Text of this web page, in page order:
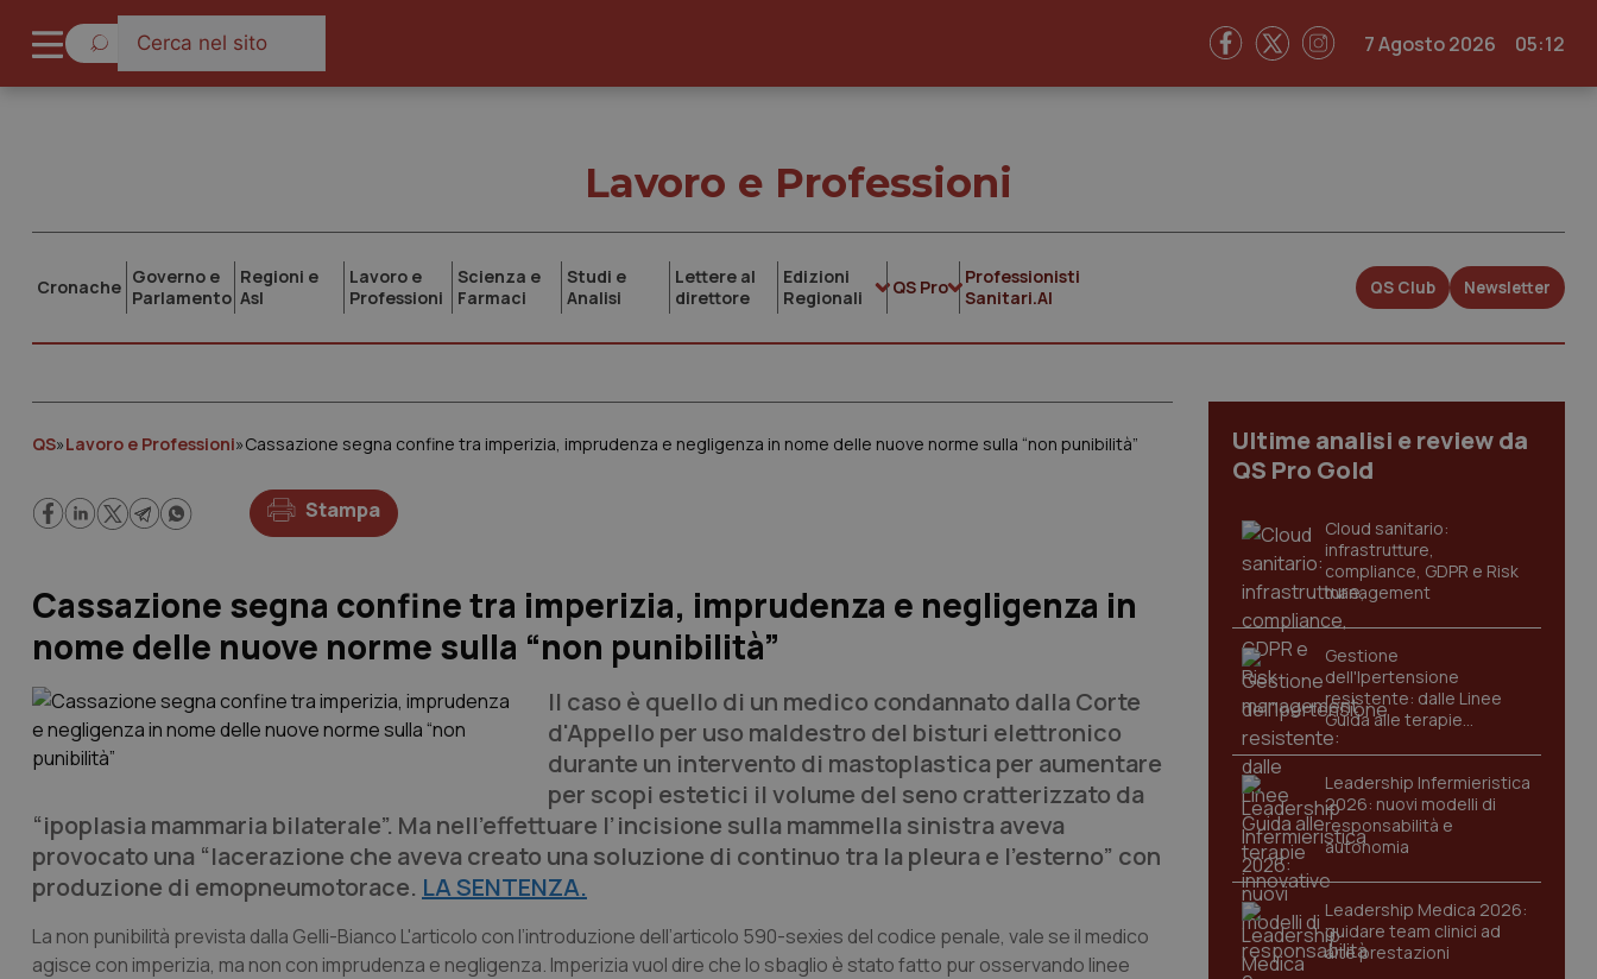
7 Agosto 2026 05:12
Lavoro e Professioni
Cronache Governo e
Parlamento
Regioni e
Asl
Lavoro e
Professioni
Scienza e
Farmaci
Studi e
Analisi
Lettere al
direttore
Edizioni
Regionali
QS Pro
Professionisti
Sanitari.AI
QS Club Newsletter
QS»Lavoro e Professioni»Cassazione segna confine tra imperizia, imprudenza e negligenza in nome delle nuove norme sulla “non punibilità”
Stampa
Cassazione segna confine tra imperizia, imprudenza e negligenza in
nome delle nuove norme sulla “non punibilità”
Il caso è quello di un medico condannato dalla Corte
d'Appello per uso maldestro del bisturi elettronico
durante un intervento di mastoplastica per aumentare
per scopi estetici il volume del seno cratterizzato da
“ipoplasia mammaria bilaterale”. Ma nell’effettuare l’incisione sulla mammella sinistra aveva
provocato una “lacerazione che aveva creato una soluzione di continuo tra la pleura e l’esterno” con
produzione di emopneumotorace. LA SENTENZA.
La non punibilità prevista dalla Gelli-Bianco L'articolo con l’introduzione dell’articolo 590-sexies del codice penale, vale se il medico
agisce con imperizia, ma non con imprudenza e negligenza. Imperizia vuol dire che lo sbaglio è stato fatto pur osservando linee
Ultime analisi e review da
QS Pro Gold
Cloud sanitario:
infrastrutture,
compliance, GDPR e Risk
management
Gestione
dell'Ipertensione
resistente: dalle Linee
Guida alle terapie
innovative
Leadership Infermieristica
2026: nuovi modelli di
responsabilità e
autonomia
Leadership Medica 2026:
guidare team clinici ad
alte prestazioni